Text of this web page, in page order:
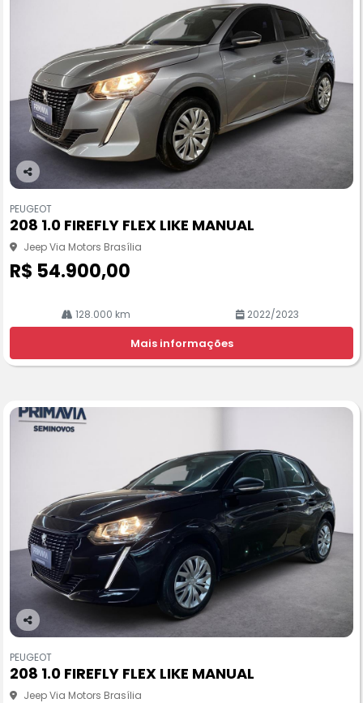
Co
pa
rtil
he
PEUGEOT
208 1.0 FIREFLY FLEX LIKE MANUAL
Jeep Via Motors Brasília
R$ 54.900,00
128.000 km 2022/2023
Mais informações
Co
pa
rtil
he
PEUGEOT
208 1.0 FIREFLY FLEX LIKE MANUAL
Jeep Via Motors Brasília